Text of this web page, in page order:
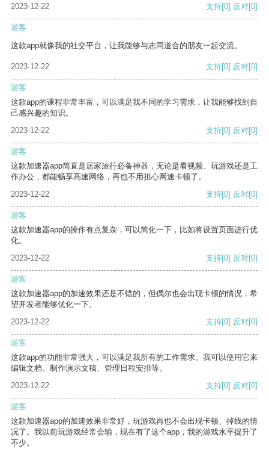
2023-12-22 支持[0] 反对[0]
游客
这款app就像我的社交平台，让我能够与志同道合的朋友一起交流。
2023-12-22 支持[0] 反对[0]
游客
这款app的课程非常丰富，可以满足我不同的学习需求，让我能够找到自
己感兴趣的知识。
2023-12-22
支持[0] 反对[0]
游客
这款加速器app简直是居家旅行必备神器，无论是看视频、玩游戏还是工
作办公，都能畅享高速网络，再也不用担心网速卡顿了。
2023-12-22
支持[0] 反对[0]
游客
这款加速器app的操作有点复杂，可以简化一下，比如将设置页面进行优
化。
2023-12-22
支持[0] 反对[0]
游客
这款加速器app的加速效果还是不错的，但偶尔也会出现卡顿的情况，希
望开发者能够优化一下。
2023-12-22
支持[0] 反对[0]
游客
这款app的功能非常强大，可以满足我所有的工作需求。我可以使用它来
编辑文档、制作演示文稿、管理日程安排等。
2023-12-22
支持[0] 反对[0]
游客
这款加速器app的加速效果非常好，玩游戏再也不会出现卡顿、掉线的情
况了。我以前玩游戏经常会输，现在有了这个app，我的游戏水平提升了
不少。